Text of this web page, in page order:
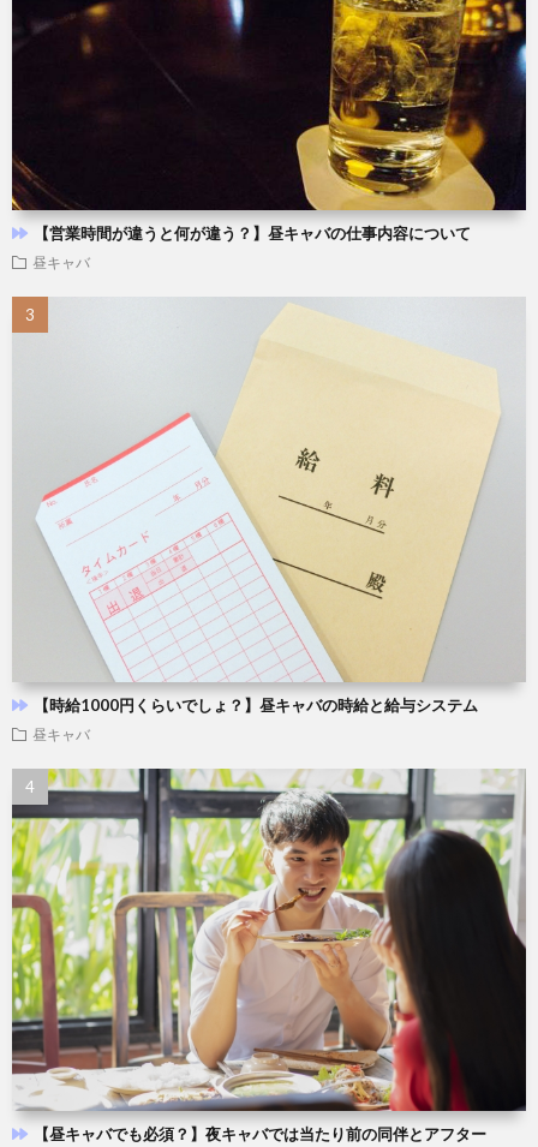
【営業時間が違うと何が違う？】昼キャバの仕事内容について
昼キャバ
【時給1000円くらいでしょ？】昼キャバの時給と給与システム
昼キャバ
【昼キャバでも必須？】夜キャバでは当たり前の同伴とアフター